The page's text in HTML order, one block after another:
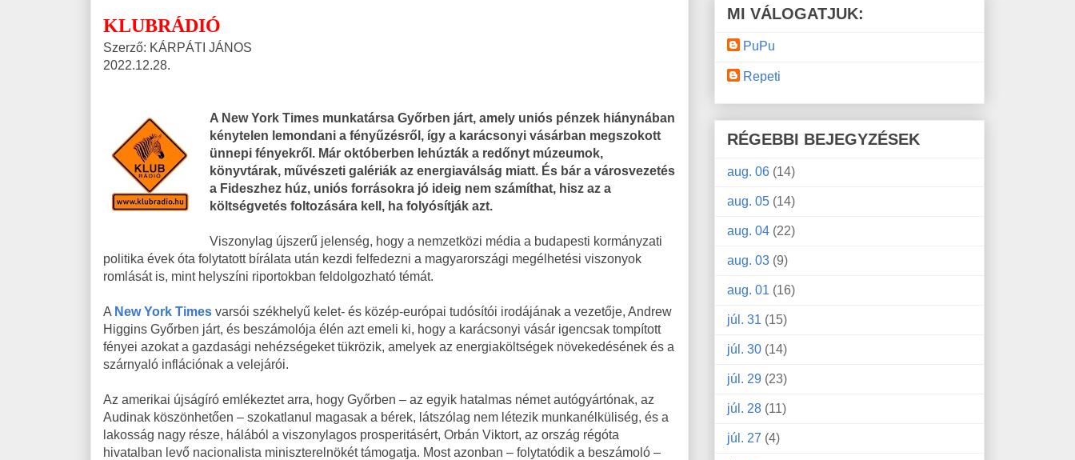
KLUBRÁDIÓ
Szerző: KÁRPÁTI JÁNOS
2022.12.28.
A New York Times munkatársa Győrben járt, amely uniós pénzek hiánynában
kénytelen lemondani a fényűzésről, így a karácsonyi vásárban megszokott
ünnepi fényekről. Már októberben lehúzták a redőnyt múzeumok,
könyvtárak, művészeti galériák az energiaválság miatt. És bár a városvezetés
a Fideszhez húz, uniós forrásokra jó ideig nem számíthat, hisz az a
költségvetés foltozására kell, ha folyósítják azt.
Viszonylag újszerű jelenség, hogy a nemzetközi média a budapesti kormányzati
politika évek óta folytatott bírálata után kezdi felfedezni a magyarországi megélhetési viszonyok
romlását is, mint helyszíni riportokban feldolgozható témát.
A New York Times varsói székhelyű kelet- és közép-európai tudósítói irodájának a vezetője, Andrew
Higgins Győrben járt, és beszámolója élén azt emeli ki, hogy a karácsonyi vásár igencsak tompított
fényei azokat a gazdasági nehézségeket tükrözik, amelyek az energiaköltségek növekedésének és a
szárnyaló inflációnak a velejárói.
Az amerikai újságíró emlékeztet arra, hogy Győrben – az egyik hatalmas német autógyártónak, az
Audinak köszönhetően – szokatlanul magasak a bérek, látszólag nem létezik munkanélküliség, és a
lakosság nagy része, hálából a viszonylagos prosperitásért, Orbán Viktort, az ország régóta
hivatalban levő nacionalista miniszterelnökét támogatja. Most azonban – folytatódik a beszámoló –
MI VÁLOGATJUK:
PuPu
Repeti
RÉGEBBI BEJEGYZÉSEK
aug. 06 (14)
aug. 05 (14)
aug. 04 (22)
aug. 03 (9)
aug. 01 (16)
júl. 31 (15)
júl. 30 (14)
júl. 29 (23)
júl. 28 (11)
júl. 27 (4)